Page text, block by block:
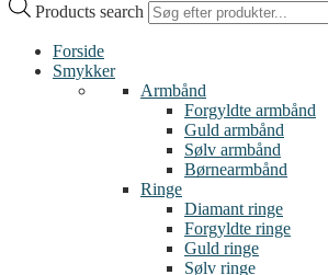
Products search
Forside
Smykker
Armbånd
Forgyldte armbånd
Guld armbånd
Sølv armbånd
Børnearmbånd
Ringe
Diamant ringe
Forgyldte ringe
Guld ringe
Sølv ringe